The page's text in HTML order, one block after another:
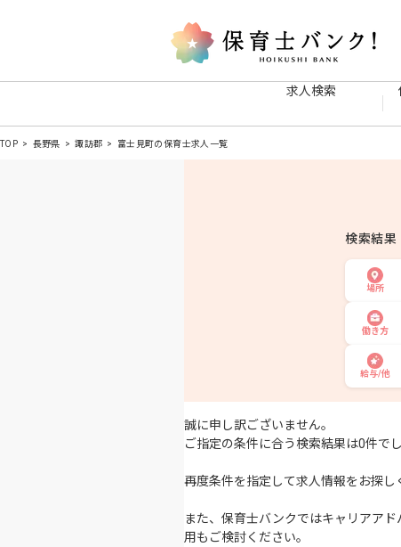
求人検索
TOP 長野県 諏訪郡 富士見町の保育士求人一覧
検索結果
場所
働き方
給与/他
誠に申し訳ございません。
ご指定の条件に合う検索結果は0件でし
再度条件を指定して求人情報をお探し
また、保育士バンクではキャリアア
用もご検討ください。